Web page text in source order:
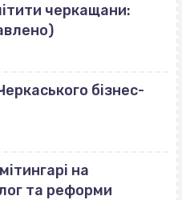
черкащани:
бізнес-
на
та реформи